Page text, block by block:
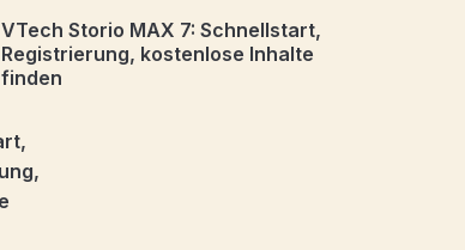
VTech Storio MAX 7: Schnellstart,
Registrierung, kostenlose Inhalte
finden